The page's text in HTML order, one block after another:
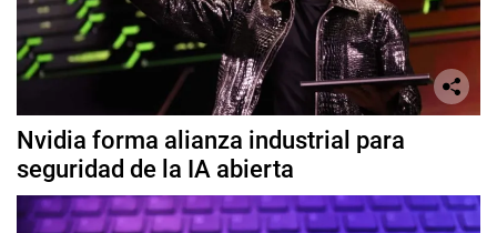
Nvidia forma alianza industrial para
seguridad de la IA abierta